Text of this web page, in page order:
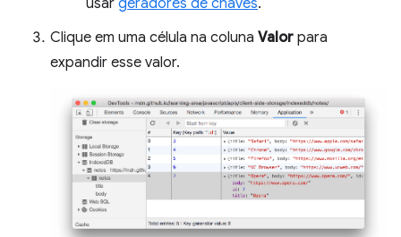
usar geradores de chaves.
Clique em uma célula na coluna Valor para
expandir esse valor.